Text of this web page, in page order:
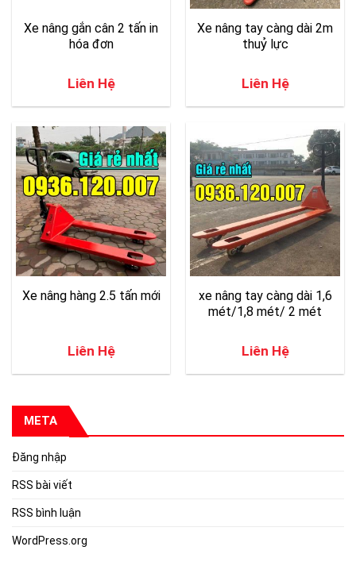
Xe nâng gắn cân 2 tấn in
hóa đơn
Liên Hệ
Xe nâng tay càng dài 2m
thuỷ lực
Liên Hệ
Xe nâng hàng 2.5 tấn mới
Liên Hệ
xe nâng tay càng dài 1,6
mét/1,8 mét/ 2 mét
Liên Hệ
META
Đăng nhập
RSS bài viết
RSS bình luận
WordPress.org